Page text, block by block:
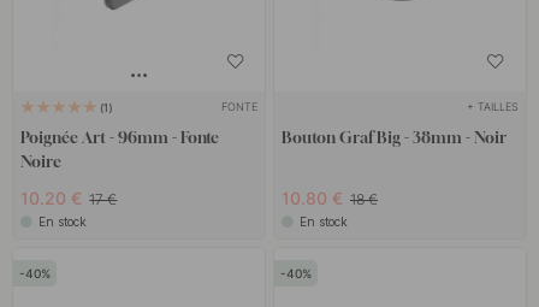
1 FONTE
Poignée Art - 96mm - Fonte
Noire
10.20 € 17 €
En stock
+ TAILLES
Bouton Graf Big - 38mm - Noir
10.80 € 18 €
En stock
40 40